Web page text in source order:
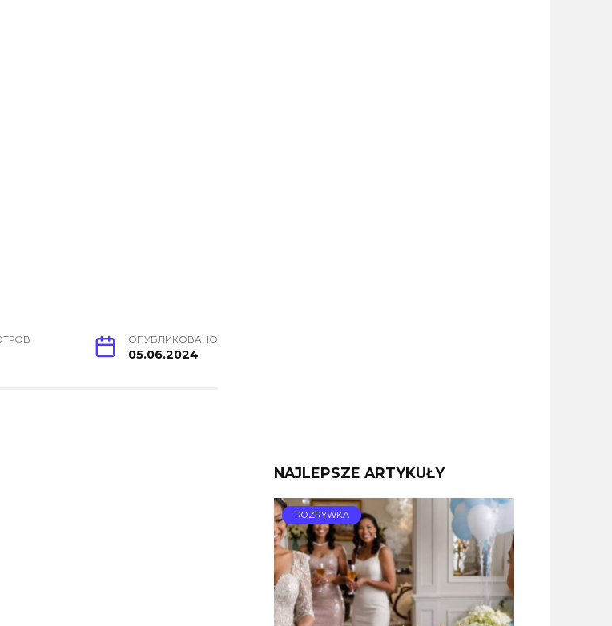
ОПУБЛИКОВАНО
05.06.2024
NAJLEPSZE ARTYKUŁY
ROZRYWKA